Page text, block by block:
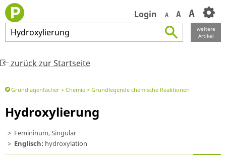
Login A A A
Hydroxylierung
weitere
Artikel
zurück zur Startseite
Grundlagenfächer Chemie Grundlegende chemische Reaktionen
Hydroxylierung
Femininum, Singular
Englisch: hydroxylation